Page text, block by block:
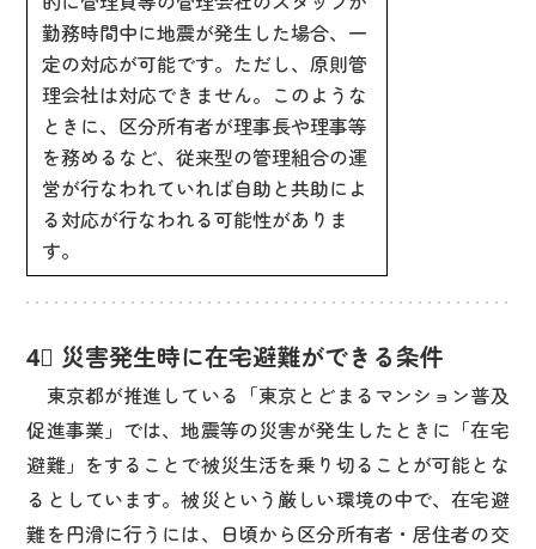
勤務時間中に地震が発生した場合、一
定の対応が可能です。ただし、原則管
理会社は対応できません。このような
ときに、区分所有者が理事長や理事等
を務めるなど、従来型の管理組合の運
営が行なわれていれば自助と共助によ
る対応が行なわれる可能性がありま
す。
4⃣ 災害発生時に在宅避難ができる条件
東京都が推進している「東京とどまるマンション普及
促進事業」では、地震等の災害が発生したときに「在宅
避難」をすることで被災生活を乗り切ることが可能とな
るとしています。被災という厳しい環境の中で、在宅避
難を円滑に行うには、日頃から区分所有者・居住者の交